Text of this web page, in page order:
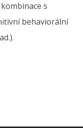
s
behaviorální